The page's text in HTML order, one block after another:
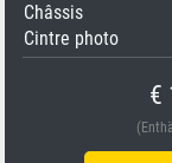
Châssis
Cintre photo
€